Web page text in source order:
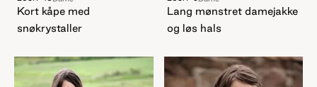
Kort kåpe med
snøkrystaller
Lang mønstret damejakke
og løs hals